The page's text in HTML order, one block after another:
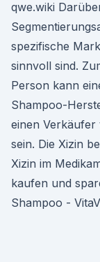
qwe.wiki
spezifische
sinnvoll sind.
Person kann
Shampoo-
einen Verkäufer
sein. Die Xizin
Xizin im
kaufen und
Shampoo -